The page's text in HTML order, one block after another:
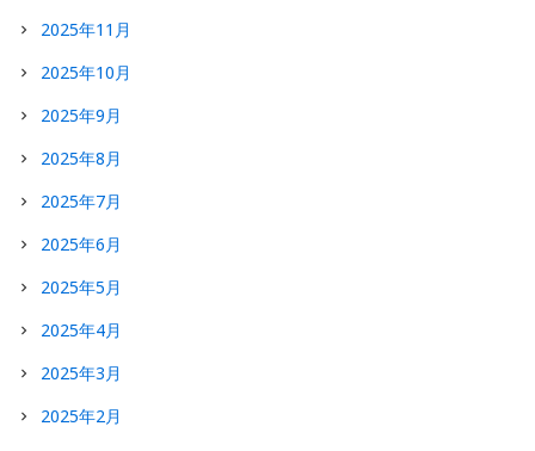
2025年11月
2025年10月
2025年9月
2025年8月
2025年7月
2025年6月
2025年5月
2025年4月
2025年3月
2025年2月